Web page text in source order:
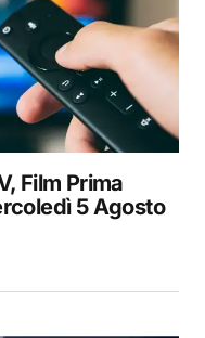
Film Prima
5 Agosto